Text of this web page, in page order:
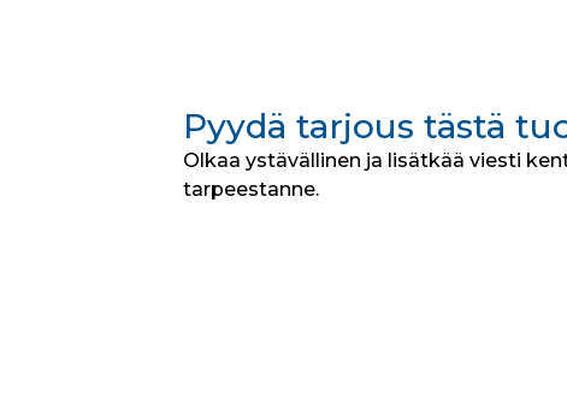
Pyydä tarjous tästä
Olkaa ystävällinen ja lisätkää viesti
tarpeestanne.